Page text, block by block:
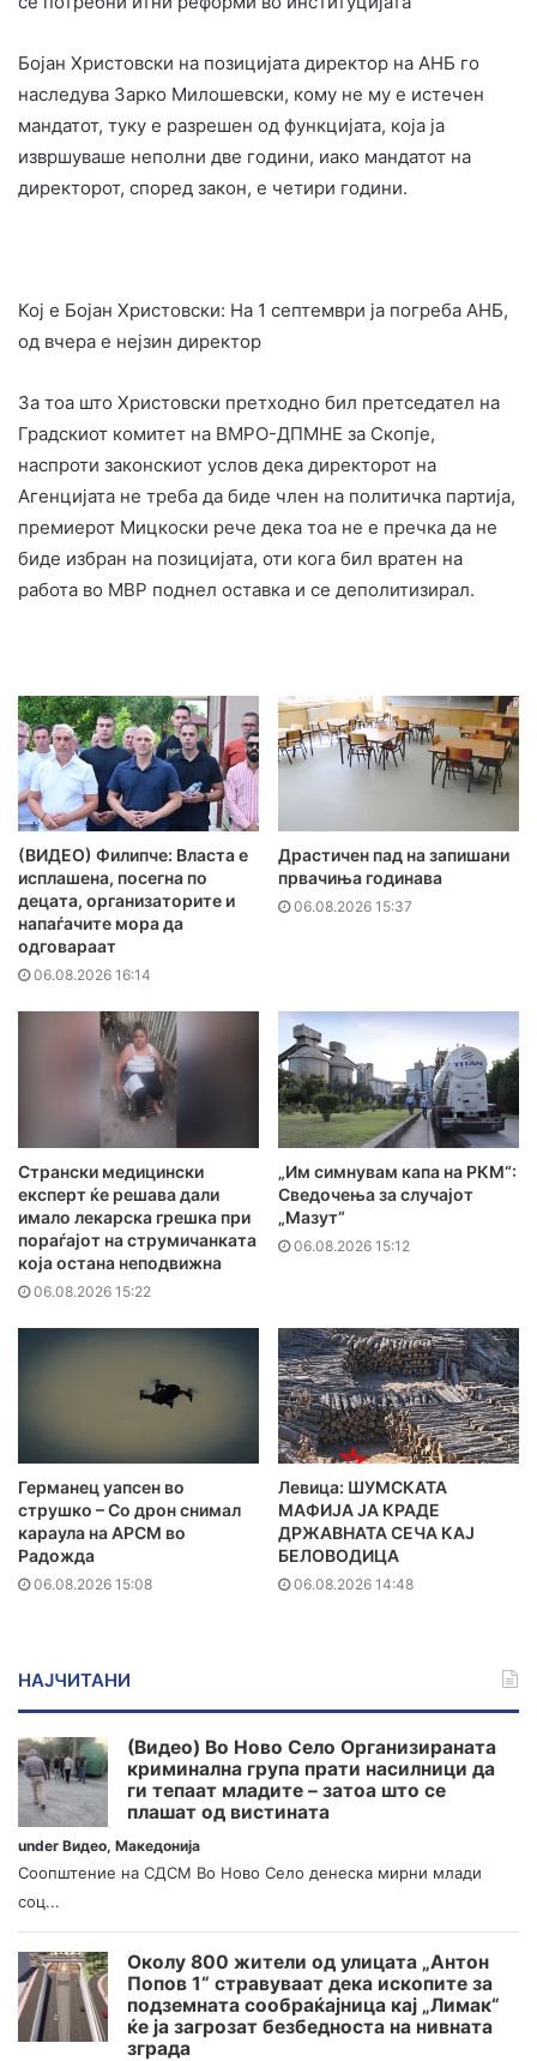
Бојан Христовски на позицијата директор на АНБ го
наследува Зарко Милошевски, кому не му е истечен
мандатот, туку е разрешен од функцијата, која ја
извршуваше неполни две години, иако мандатот на
директорот, според закон, е четири години.
Кој е Бојан Христовски: На 1 септември ја погреба АНБ,
од вчера е нејзин директор
За тоа што Христовски претходно бил претседател на
Градскиот комитет на ВМРО-ДПМНЕ за Скопје,
наспроти законскиот услов дека директорот на
Агенцијата не треба да биде член на политичка партија,
премиерот Мицкоски рече дека тоа не е пречка да не
биде избран на позицијата, оти кога бил вратен на
работа во МВР поднел оставка и се деполитизирал.
(ВИДЕО) Филипче: Власта е
исплашена, посегна по
децата, организаторите и
напаѓачите мора да
одговараат
06.08.2026 16:14
Драстичен пад на запишани
првачиња годинава
06.08.2026 15:37
Странски медицински
експерт ќе решава дали
имало лекарска грешка при
пораѓајот на струмичанката
која остана неподвижна
06.08.2026 15:22
„Им симнувам капа на РКМ“:
Сведочења за случајот
„Мазут“
06.08.2026 15:12
Германец уапсен во
струшко – Со дрон снимал
караула на АРСМ во
Радожда
06.08.2026 15:08
Левица: ШУМСКАТА
МАФИЈА ЈА КРАДЕ
ДРЖАВНАТА СЕЧА КАЈ
БЕЛОВОДИЦА
06.08.2026 14:48
НАЈЧИТАНИ
(Видео) Во Ново Село Организираната
криминална група прати насилници да
ги тепаат младите – затоа што се
плашат од вистината
under Видео, Македонија
Соопштение на СДСМ Во Ново Село денеска мирни млади
соц...
Околу 800 жители од улицата „Антон
Попов 1“ стравуваат дека ископите за
подземната сообраќајница кај „Лимак“
ќе ја загрозат безбедноста на нивната
зграда